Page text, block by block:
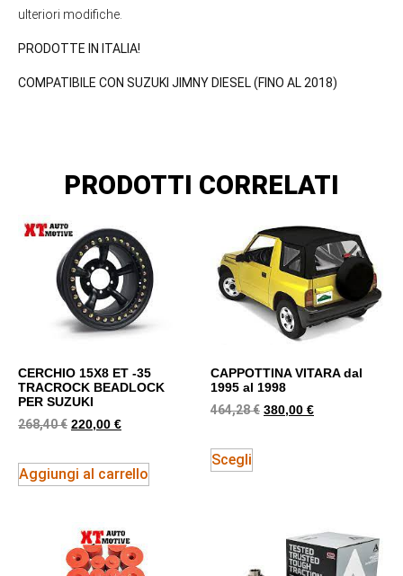
ulteriori modifiche.
PRODOTTE IN ITALIA!
COMPATIBILE CON SUZUKI JIMNY DIESEL (FINO AL 2018)
PRODOTTI CORRELATI
CERCHIO 15X8 ET -35
TRACROCK BEADLOCK
PER SUZUKI
268,40€ 220,00 €
Aggiungi al carrello
CAPPOTTINA VITARA dal
1995 al 1998
464,28€ 380,00 €
Scegli